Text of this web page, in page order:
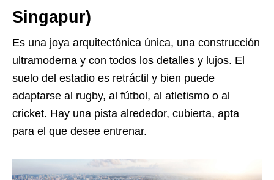
Singapur)
Es una joya arquitectónica única, una construcción
ultramoderna y con todos los detalles y lujos. El
suelo del estadio es retráctil y bien puede
adaptarse al rugby, al fútbol, al atletismo o al
cricket. Hay una pista alrededor, cubierta, apta
para el que desee entrenar.